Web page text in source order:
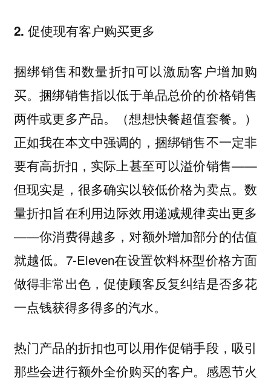
2. 促使现有客户购买更多
捆绑销售和数量折扣可以激励客户增加购
买。捆绑销售指以低于单品总价的价格销售
两件或更多产品。（想想快餐超值套餐。）
正如我在本文中强调的，捆绑销售不一定非
要有高折扣，实际上甚至可以溢价销售——
但现实是，很多确实以较低价格为卖点。数
量折扣旨在利用边际效用递减规律卖出更多
——你消费得越多，对额外增加部分的估值
就越低。7-Eleven在设置饮料杯型价格方面
做得非常出色，促使顾客反复纠结是否多花
一点钱获得多得多的汽水。
热门产品的折扣也可以用作促销手段，吸引
那些会进行额外全价购买的客户。 感恩节火